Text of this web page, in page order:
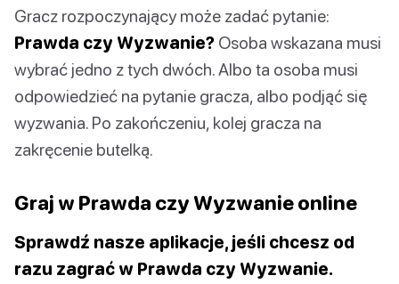
Gracz rozpoczynający może zadać pytanie:
Prawda czy Wyzwanie? Osoba wskazana musi
wybrać jedno z tych dwóch. Albo ta osoba musi
odpowiedzieć na pytanie gracza, albo podjąć się
wyzwania. Po zakończeniu, kolej gracza na
zakręcenie butelką.
Graj w Prawda czy Wyzwanie online
Sprawdź nasze aplikacje, jeśli chcesz od
razu zagrać w Prawda czy Wyzwanie.